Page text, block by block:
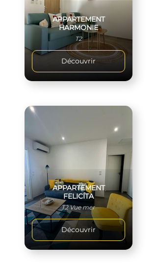
APPARTEMENT
HARMONIE
T2
Découvrir
APPARTEMENT
FELICÍTA
T2 Vue mer
Découvrir